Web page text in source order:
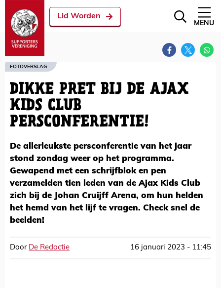
Lid Worden
MENU
FOTOVERSLAG
DIKKE PRET BIJ DE AJAX
KIDS CLUB
PERSCONFERENTIE!
De allerleukste persconferentie van het jaar
stond zondag weer op het programma.
Gewapend met een schrijfblok en pen
verzamelden tien leden van de Ajax Kids Club
zich bij de Johan Cruijff Arena, om hun helden
het hemd van het lijf te vragen. Check snel de
beelden!
Door De Redactie 16 januari 2023 - 11:45